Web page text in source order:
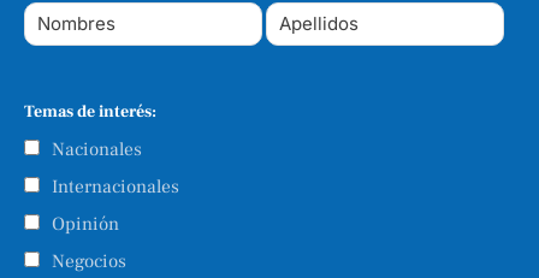
Temas de interés:
Nacionales
Internacionales
Opinión
Negocios